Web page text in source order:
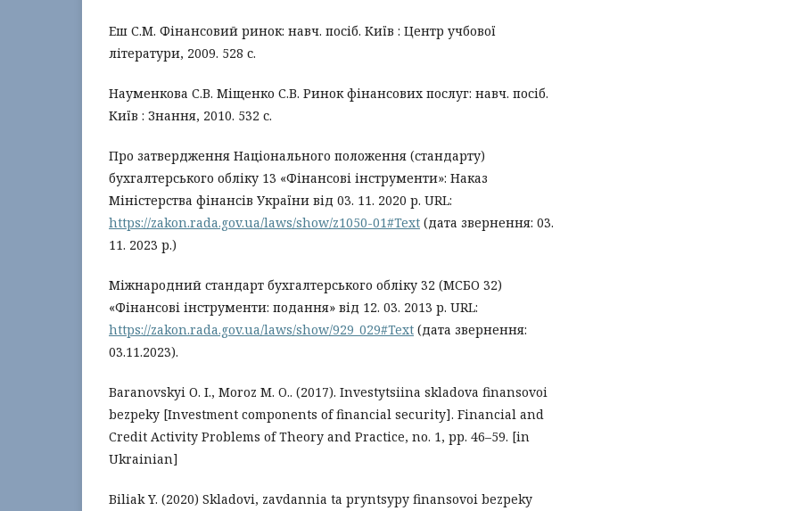
Еш С.М. Фінансовий ринок: навч. посіб. Київ : Центр учбової
літератури, 2009. 528 с.
Науменкова С.В. Міщенко С.В. Ринок фінансових послуг: навч. посіб.
Київ : Знання, 2010. 532 с.
Про затвердження Національного положення (стандарту)
бухгалтерського обліку 13 «Фінансові інструменти»: Наказ
Міністерства фінансів України від 03. 11. 2020 р. URL:
https://zakon.rada.gov.ua/laws/show/z1050-01#Text (дата звернення: 03.
11. 2023 р.)
Міжнародний стандарт бухгалтерського обліку 32 (МСБО 32)
«Фінансові інструменти: подання» від 12. 03. 2013 р. URL:
https://zakon.rada.gov.ua/laws/show/929_029#Text (дата звернення:
03.11.2023).
Baranovskyi О. І., Moroz M. O.. (2017). Investytsiina skladova finansovoi
bezpeky [Investment components of financial security]. Financial and
Credit Activity Problems of Theory and Practice, no. 1, рр. 46–59. [in
Ukrainian]
Biliak Y. (2020) Skladovi, zavdannia ta pryntsypy finansovoi bezpeky